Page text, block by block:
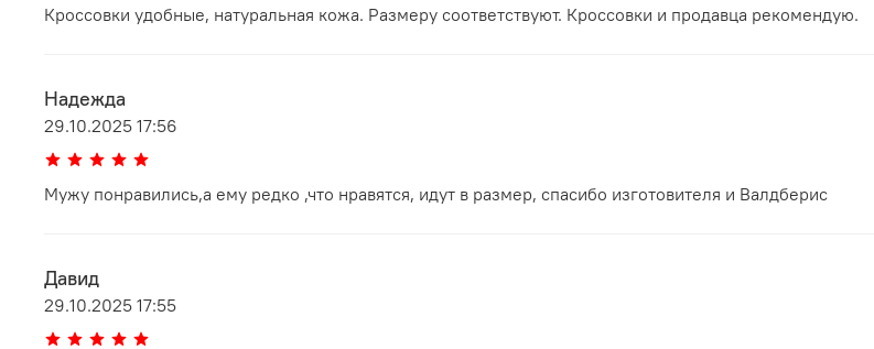
Кроссовки удобные, натуральная кожа. Размеру соответствуют. Кроссовки и продавца рекомендую.
Надежда
29.10.2025 17:56
Мужу понравились,а ему редко ,что нравятся, идут в размер, спасибо изготовителя и Валдберис
Давид
29.10.2025 17:55